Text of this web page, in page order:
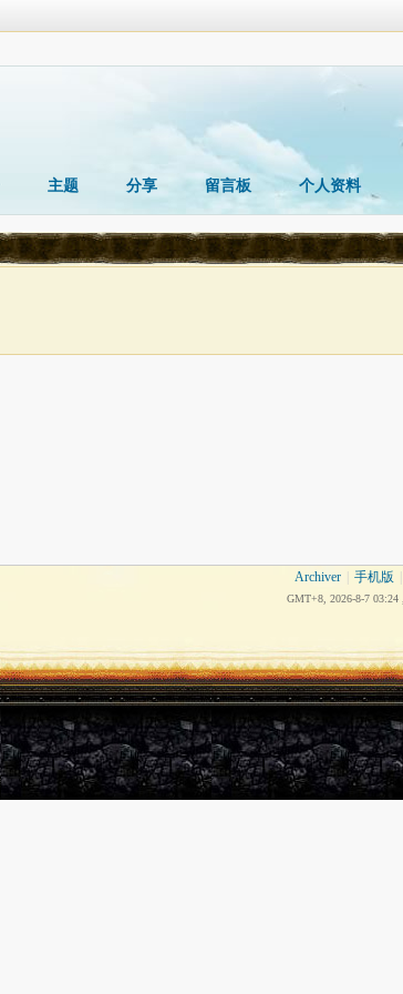
主题 分享 留言板 个人资料
Archiver 手机版
GMT+8, 2026-8-7 03:24